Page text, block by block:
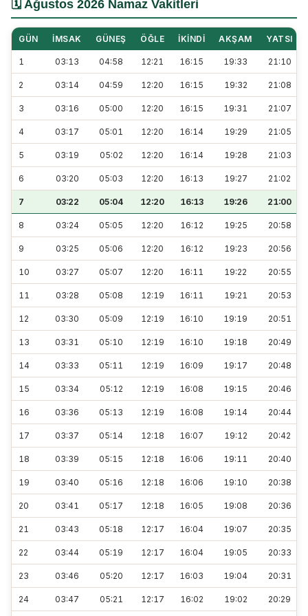
🗓️ Ağustos 2026 Namaz Vakitleri
GÜN İMSAK GÜNEŞ ÖĞLE İKINDI AKŞAM YATSI
1 03:13 04:58 12:21 16:15 19:33 21:10
2 03:14 04:59 12:20 16:15 19:32 21:08
3 03:16 05:00 12:20 16:15 19:31 21:07
4 03:17 05:01 12:20 16:14 19:29 21:05
5 03:19 05:02 12:20 16:14 19:28 21:03
6 03:20 05:03 12:20 16:13 19:27 21:02
7 03:22 05:04 12:20 16:13 19:26 21:00
8 03:24 05:05 12:20 16:12 19:25 20:58
9 03:25 05:06 12:20 16:12 19:23 20:56
10 03:27 05:07 12:20 16:11 19:22 20:55
11 03:28 05:08 12:19 16:11 19:21 20:53
12 03:30 05:09 12:19 16:10 19:19 20:51
13 03:31 05:10 12:19 16:10 19:18 20:49
14 03:33 05:11 12:19 16:09 19:17 20:48
15 03:34 05:12 12:19 16:08 19:15 20:46
16 03:36 05:13 12:19 16:08 19:14 20:44
17 03:37 05:14 12:18 16:07 19:12 20:42
18 03:39 05:15 12:18 16:06 19:11 20:40
19 03:40 05:16 12:18 16:06 19:10 20:38
20 03:41 05:17 12:18 16:05 19:08 20:36
21 03:43 05:18 12:17 16:04 19:07 20:35
22 03:44 05:19 12:17 16:04 19:05 20:33
23 03:46 05:20 12:17 16:03 19:04 20:31
24 03:47 05:21 12:17 16:02 19:02 20:29